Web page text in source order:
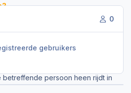
Online gekomen dankzij een
was, het is inmiddels
er een manier om aan deze
je je in een sessie bevindt
tot zijn beschikking heeft, dan
betreffende persoon heen rijdt in
0
gebruikers